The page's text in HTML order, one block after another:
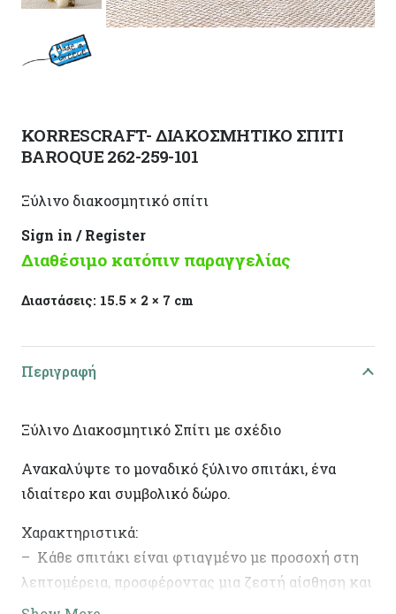
KORRESCRAFT- ΔΙΑΚΟΣΜΗΤΙΚΟ ΣΠΙΤΙ
BAROQUE 262-259-101
Ξύλινο διακοσμητικό σπίτι
Sign in / Register
Διαθέσιμο κατόπιν παραγγελίας
Διαστάσεις: 15.5 × 2 × 7 cm
Περιγραφή
Ξύλινο Διακοσμητικό Σπίτι με σχέδιο
Ανακαλύψτε το μοναδικό ξύλινο σπιτάκι, ένα
ιδιαίτερο και συμβολικό δώρο.
Χαρακτηριστικά:
– Κάθε σπιτάκι είναι φτιαγμένο με προσοχή στη
λεπτομέρεια, προσφέροντας μια ζεστή αίσθηση και
φυσική γοητεία.